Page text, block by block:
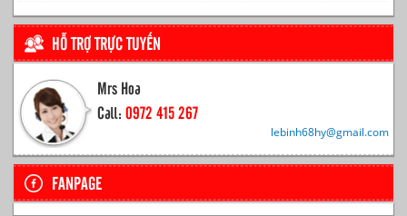
HỖ TRỢ TRỰC TUYẾN
Mrs Hoa
Call: 0972 415 267
lebinh68hy@gmail.com
FANPAGE